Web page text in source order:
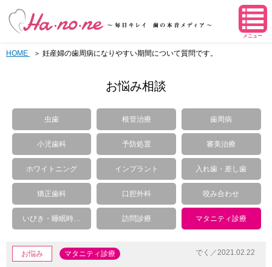
メニュー
HOME 妊産婦の歯周病になりやすい期間について質問です。
お悩み相談
虫歯 根管治療 歯周病
小児歯科 予防処置 審美治療
ホワイトニング インプラント 入れ歯・差し歯
矯正歯科 口腔外科 咬み合わせ
いびき・睡眠時… 訪問診療 マタニティ診療
でく／2021.02.22
お悩み マタニティ診療